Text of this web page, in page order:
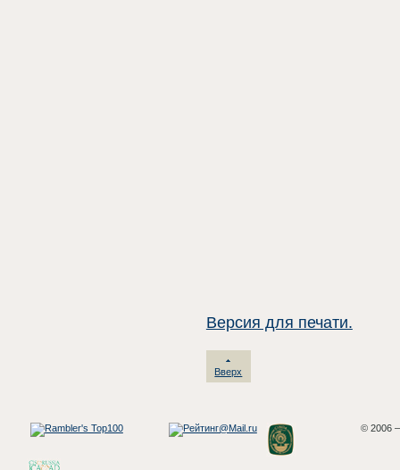
Версия для печати.
Вверх
© 2006